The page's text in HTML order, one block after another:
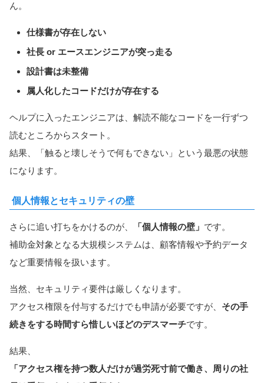
ん。
仕様書が存在しない
社長 or エースエンジニアが突っ走る
設計書は未整備
属人化したコードだけが存在する
ヘルプに入ったエンジニアは、解読不能なコードを一行ずつ
読むところからスタート。
結果、「触ると壊しそうで何もできない」という最悪の状態
になります。
個人情報とセキュリティの壁
さらに追い打ちをかけるのが、 「個人情報の壁」 です。
補助金対象となる大規模システムは、顧客情報や予約データ
など重要情報を扱います。
当然、セキュリティ要件は厳しくなります。
アクセス権限を付与するだけでも申請が必要ですが、 その手
続きをする時間すら惜しいほどのデスマーチです。
結果、
「アクセス権を持つ数人だけが過労死寸前で働き、周りの社